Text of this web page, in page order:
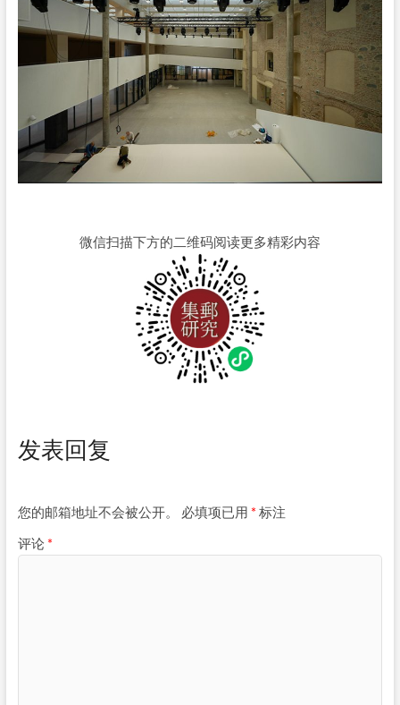
微信扫描下方的二维码阅读更多精彩内容
发表回复
您的邮箱地址不会被公开。 必填项已用 * 标注
评论 *